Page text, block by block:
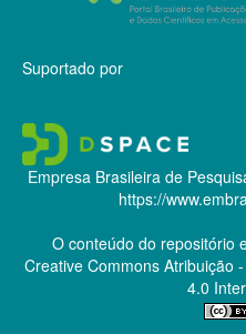
Suportado por
Empresa Brasileira de
https://
O conteúdo do repositório
Creative CommonsAtribuição -
4.0